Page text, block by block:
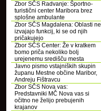
Zbor SČS Radvanje: Športno-
turistični center Maribora brez
splošne ambulante
Zbor SČS Magdalena: Oblasti ne
izvajajo funkcij, ki se od njih
pričakujejo
Zbor SČS Center: Že v kratkem
bomo priča nekoliko bolj
urejenemu središču mesta
Javno pismo vstajniških skupin
županu Mestne občine Maribor,
Andreju Fištravcu
Zbor SČS Nova vas:
Predstavniki MČ Nova vas si
očitno ne želijo prebujenih
krajanov